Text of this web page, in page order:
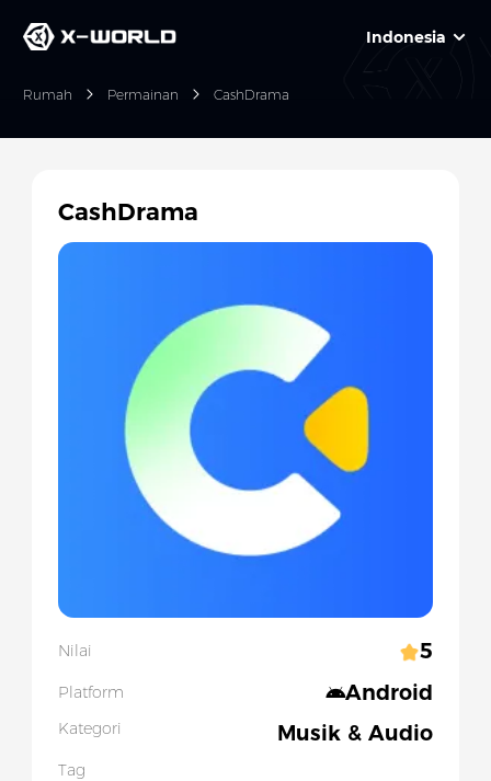
Indonesia
Rumah Permainan CashDrama
CashDrama
Nilai 5
Platform Android
Kategori Musik & Audio
Tag